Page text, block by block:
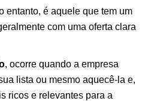
entanto, é aquele que tem um
com uma oferta clara
, ocorre quando a empresa
lista ou mesmo aquecê-la e,
ricos e relevantes para a